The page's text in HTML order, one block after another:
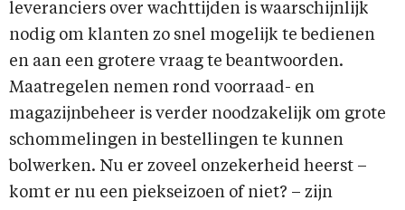
leveranciers over wachttijden is waarschijnlijk
nodig om klanten zo snel mogelijk te bedienen
en aan een grotere vraag te beantwoorden.
Maatregelen nemen rond voorraad- en
magazijnbeheer is verder noodzakelijk om grote
schommelingen in bestellingen te kunnen
bolwerken. Nu er zoveel onzekerheid heerst –
komt er nu een piekseizoen of niet? – zijn